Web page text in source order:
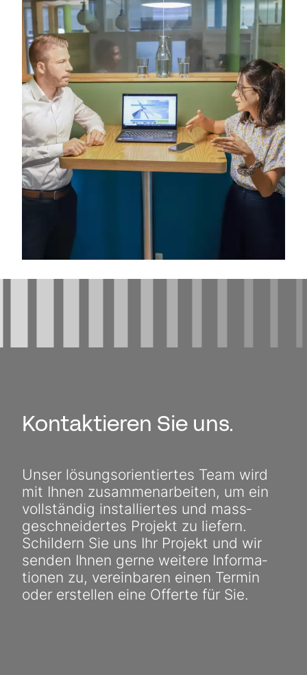
Kontaktieren Sie uns.
Unser lösungs­orientiertes Team wird
mit Ihnen zusammen­arbeiten, um ein
voll­ständig installiertes und mass­
geschnei­dertes Projekt zu liefern.
Schildern Sie uns Ihr Projekt und wir
senden Ihnen gerne weitere Informa­
tionen zu, vereinbaren einen Termin
oder erstellen eine Offerte für Sie.